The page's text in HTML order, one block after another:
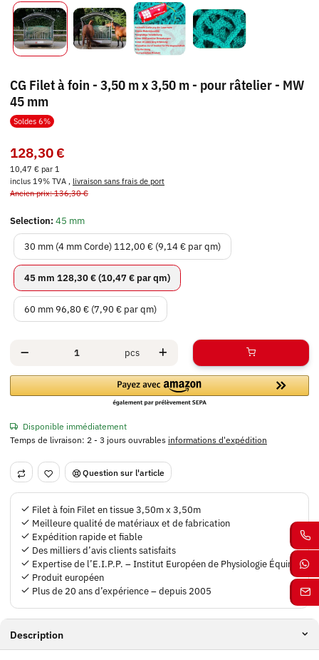
CG Filet à foin - 3,50 m x 3,50 m - pour râtelier - MW
45 mm
Soldes 6%
128,30 €
10,47 € par 1
inclus 19% TVA , livraison sans frais de port
Ancien prix: 136,30 €
Selection: 45 mm
30 mm (4 mm Corde) 30 mm (4 mm Corde)
112,00 € (9,14 € par qm)
45 mm 45 mm
128,30 € (10,47 € par qm)
60 mm 60 mm
96,80 € (7,90 € par qm)
pcs
Disponible immédiatement
Temps de livraison: 2 - 3 jours ouvrables informations d'expédition
Question sur l'article
Filet à foin Filet en tissue 3,50m x 3,50m
Meilleure qualité de matériaux et de fabrication
Expédition rapide et fiable
Des milliers d’avis clients satisfaits
Expertise de l’E.I.P.P. – Institut Européen de Physiologie Équine
Produit européen
Plus de 20 ans d’expérience – depuis 2005
Description